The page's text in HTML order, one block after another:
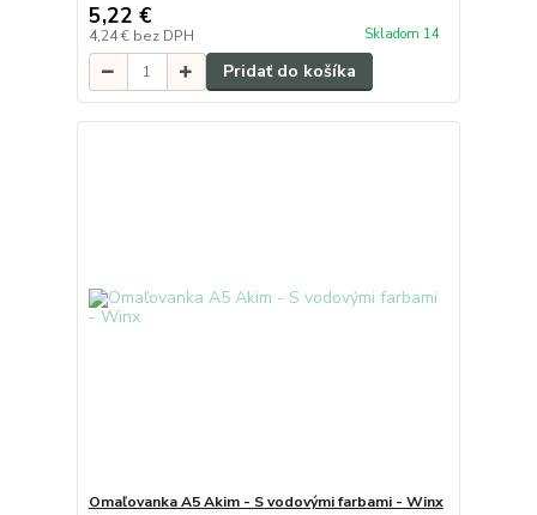
5,22 €
4,24 € bez DPH Skladom 14
Pridať do košíka
Omaľovanka A5 Akim - S vodovými farbami - Winx